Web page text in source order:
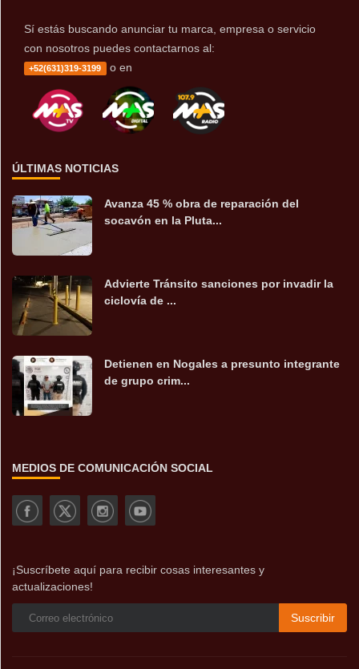
Sí estás buscando anunciar tu marca, empresa o servicio
con nosotros puedes contactarnos al:
+52(631)319-3199 o en
ÚLTIMAS NOTICIAS
Avanza 45 % obra de reparación del
socavón en la Pluta...
Advierte Tránsito sanciones por invadir la
ciclovía de ...
Detienen en Nogales a presunto integrante
de grupo crim...
MEDIOS DE COMUNICACIÓN SOCIAL
¡Suscríbete aquí para recibir cosas interesantes y
actualizaciones!
Suscribir